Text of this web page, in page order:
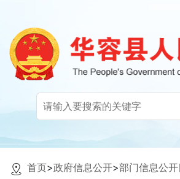
首页>政府信息公开>部门信息公